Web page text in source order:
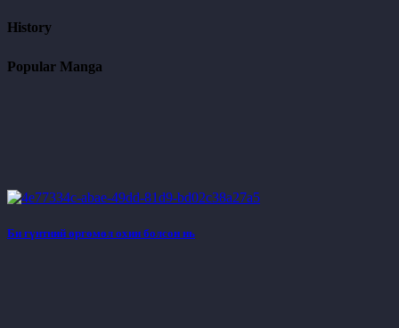
History
Popular Manga
Би гүнтний өргөмөл охин болсон нь